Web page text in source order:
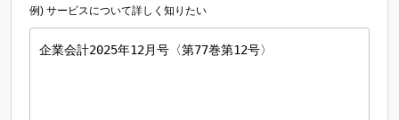
例) サービスについて詳しく知りたい